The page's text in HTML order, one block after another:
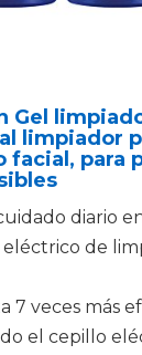
Gel
limpiador
facial, para
diario
de
7 veces más
el cepillo